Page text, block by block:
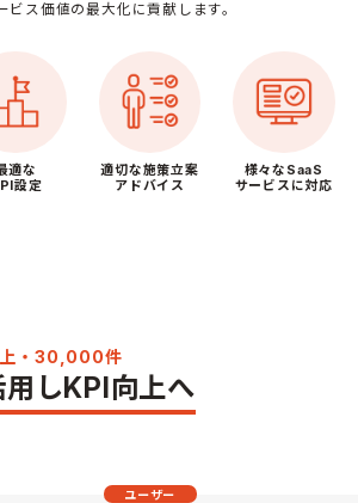
ビス価値の最大化に貢献します。
適な
設定
適切な施策立案
アドバイス
様々なSaaS
サービスに対応
・30,000件
しKPI向上へ
ユーザー